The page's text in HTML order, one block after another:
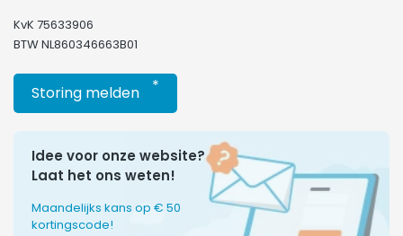
KvK 75633906
BTW NL860346663B01
Storing melden *
Idee voor onze website?
Laat het ons weten!
Maandelijks kans op € 50
kortingscode!